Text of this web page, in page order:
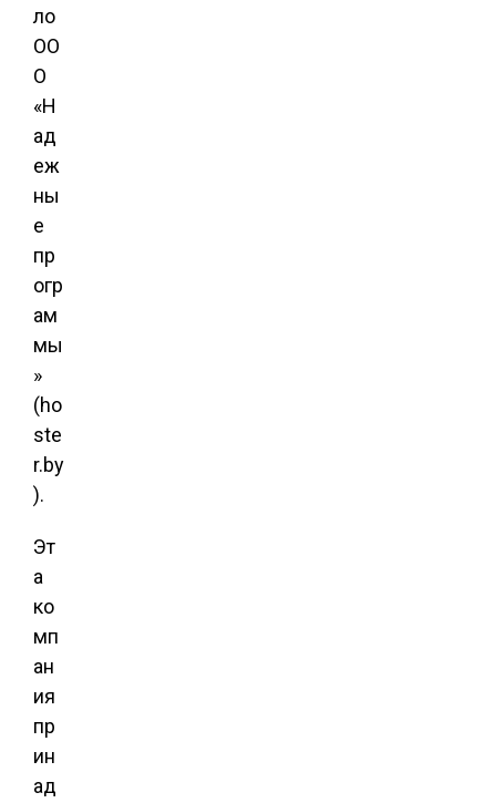
ло
ОО
О
«Н
ад
еж
ны
е
пр
огр
ам
мы
»
(ho
ste
r.by
).
Эт
а
ко
мп
ан
ия
пр
ин
ад